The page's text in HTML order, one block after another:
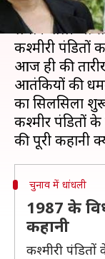
आजादी के बाद
लगाने वाली जो
कश्मीरी पंडितों
आज ही की
आतंकियों की
का सिलसिला
कश्मीर पंडितों
चुनाव में धांधली
1987 के
कहानी
कश्मीरी